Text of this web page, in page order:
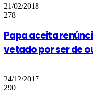
21/02/2018
278
Papa aceita
vetado por ser de
24/12/2017
290